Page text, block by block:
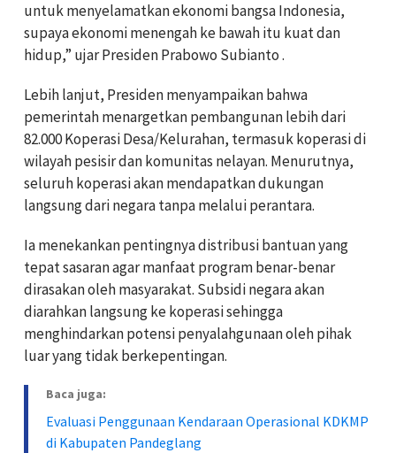
untuk menyelamatkan ekonomi bangsa Indonesia,
supaya ekonomi menengah ke bawah itu kuat dan
hidup,” ujar Presiden Prabowo Subianto .
Lebih lanjut, Presiden menyampaikan bahwa
pemerintah menargetkan pembangunan lebih dari
82.000 Koperasi Desa/Kelurahan, termasuk koperasi di
wilayah pesisir dan komunitas nelayan. Menurutnya,
seluruh koperasi akan mendapatkan dukungan
langsung dari negara tanpa melalui perantara.
Ia menekankan pentingnya distribusi bantuan yang
tepat sasaran agar manfaat program benar-benar
dirasakan oleh masyarakat. Subsidi negara akan
diarahkan langsung ke koperasi sehingga
menghindarkan potensi penyalahgunaan oleh pihak
luar yang tidak berkepentingan.
Baca juga:
Evaluasi Penggunaan Kendaraan Operasional KDKMP
di Kabupaten Pandeglang